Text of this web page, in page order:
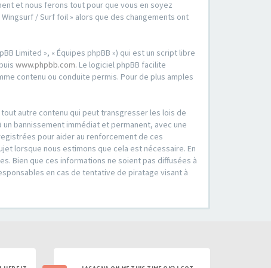
et nous ferons tout pour que vous en soyez
/ Surf foil » alors que des changements ont
Limited », « Équipes phpBB ») qui est un script libre
www.phpbb.com. Le logiciel phpBB facilite
contenu ou conduite permis. Pour de plus amples
autre contenu qui peut transgresser les lois de
bannissement immédiat et permanent, avec une
pour aider au renforcement de ces
lorsque nous estimons que cela est nécessaire. En
Bien que ces informations ne soient pas diffusées à
en cas de tentative de piratage visant à